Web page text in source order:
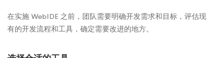
在实施 WebIDE 之前，团队需要明确开发需求和目标，评估现
有的开发流程和工具，确定需要改进的地方。